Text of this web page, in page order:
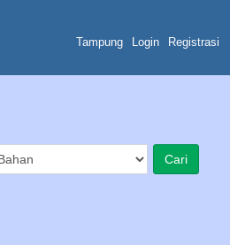
Tampung Login Registrasi